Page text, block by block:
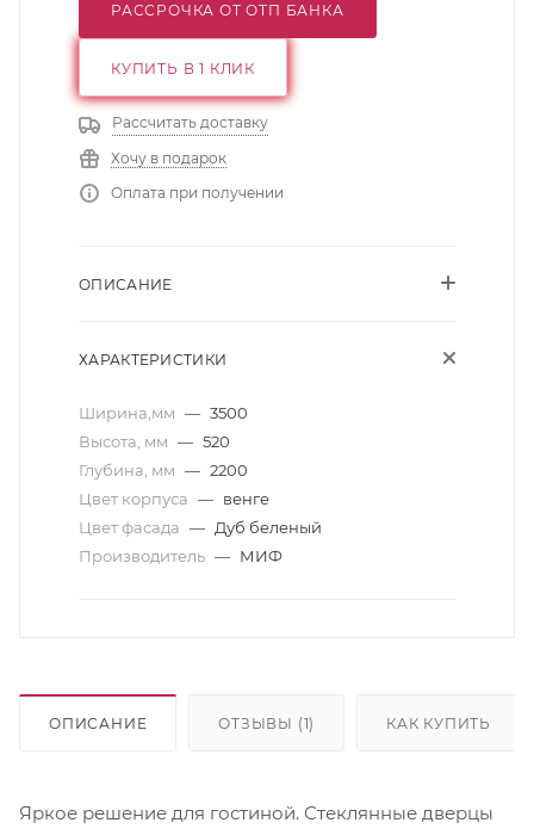
РАССРОЧКА ОТ ОТП БАНКА
КУПИТЬ В 1 КЛИК
Рассчитать доставку
Хочу в подарок
Оплата при получении
ОПИСАНИЕ
ХАРАКТЕРИСТИКИ
Ширина,мм — 3500
Высота, мм — 520
Глубина, мм — 2200
Цвет корпуса — венге
Цвет фасада — Дуб беленый
Производитель — МИФ
ОПИСАНИЕ ОТЗЫВЫ (1) КАК КУПИТЬ
Яркое решение для гостиной. Стеклянные дверцы